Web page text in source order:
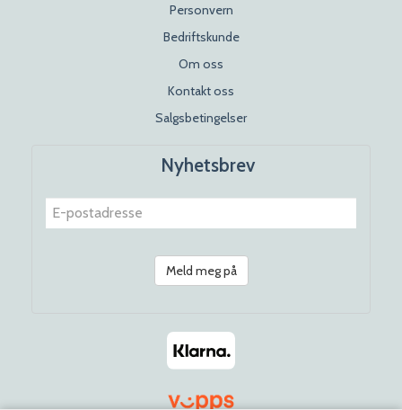
Personvern
Bedriftskunde
Om oss
Kontakt oss
Salgsbetingelser
Nyhetsbrev
Meld meg på